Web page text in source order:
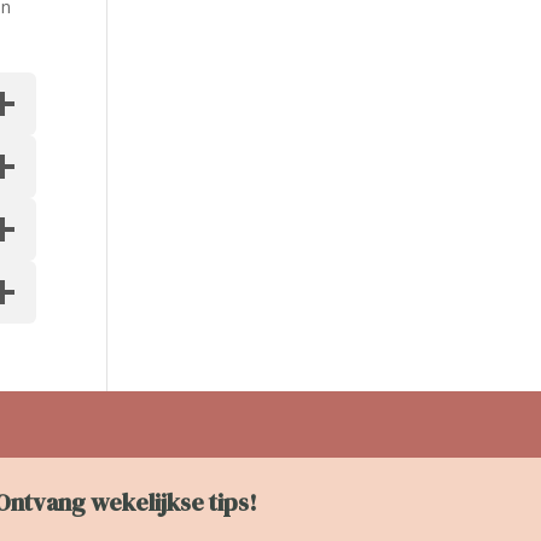
wekelijkse tips!